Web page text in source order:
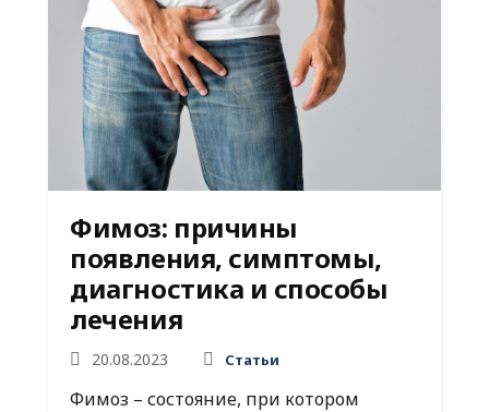
Фимоз: причины
появления, симптомы,
диагностика и способы
лечения
20.08.2023 Статьи
Фимоз – состояние, при котором